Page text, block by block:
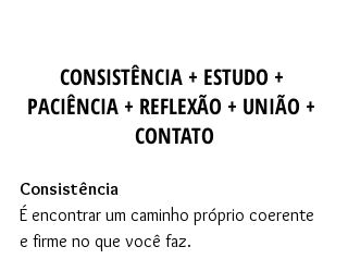
CONSISTÊNCIA + ESTUDO +
PACIÊNCIA + REFLEXÃO + UNIÃO +
CONTATO
Consistência
É encontrar um caminho próprio coerente
e firme no que você faz.